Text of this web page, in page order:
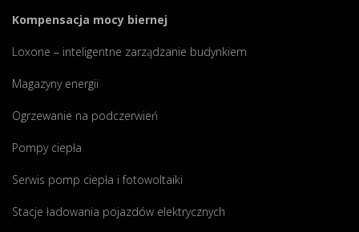
Kompensacja mocy biernej
Loxone – inteligentne zarządzanie budynkiem
Magazyny energii
Ogrzewanie na podczerwień
Pompy ciepła
Serwis pomp ciepła i fotowoltaiki
Stacje ładowania pojazdów elektrycznych